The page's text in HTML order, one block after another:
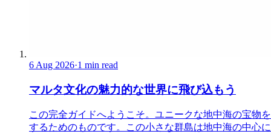
6 Aug 2026·1 min read
マルタ文化の魅力的な世界に飛び込もう
この完全ガイドへようこそ。ユニークな地中海の宝物
するためのものです。この小さな群島は地中海の中心